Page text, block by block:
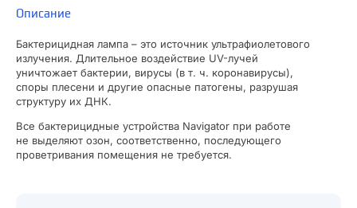
Описание
Бактерицидная лампа – это источник ультрафиолетового
излучения. Длительное воздействие UV-лучей
уничтожает бактерии, вирусы (в т. ч. коронавирусы),
споры плесени и другие опасные патогены, разрушая
структуру их ДНК.
Все бактерицидные устройства Navigator при работе
не выделяют озон, соответственно, последующего
проветривания помещения не требуется.